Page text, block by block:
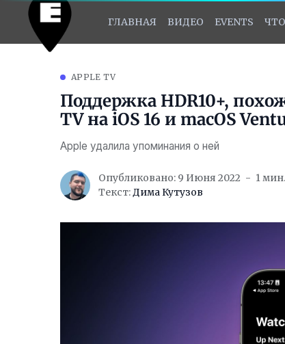
ГЛАВНАЯ ВИДЕО EVENTS
APPLE TV
Поддержка HDR10+,
TV на iOS 16 и macOS
Apple удалила упоминания о ней
Опубликовано: 9 Июня 2022
1 мин.
Текст:Дима Кутузов